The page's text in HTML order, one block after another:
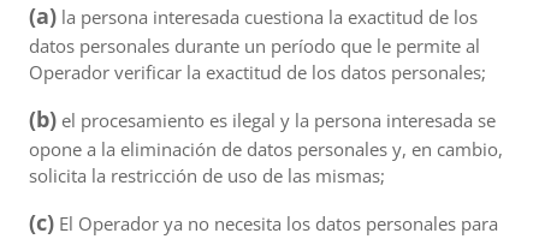
(a) la persona interesada cuestiona la exactitud de los
datos personales durante un período que le permite al
Operador verificar la exactitud de los datos personales;
(b) el procesamiento es ilegal y la persona interesada se
opone a la eliminación de datos personales y, en cambio,
solicita la restricción de uso de las mismas;
(c) El Operador ya no necesita los datos personales para